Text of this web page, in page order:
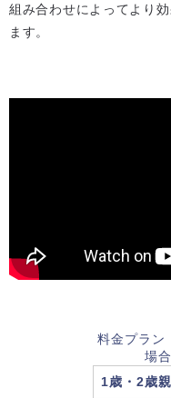
組み合わせによってより
ます。
料金プラン
場
1歳・2歳